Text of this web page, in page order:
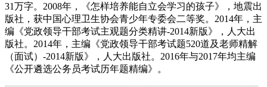
31万字。2008年，《怎样培养能自立会学习的孩子》，地震出
版社，获中国心理卫生协会青少年专委会二等奖。2014年，主
编《党政领导干部考试主观题分类精讲-2014新版》，人大出
版社。2014年，主编《党政领导干部考试题520道及老师精解
（面试）-2014新版》，人大出版社。2016年与2017年均主编
《公开遴选公务员考试历年题精编》。